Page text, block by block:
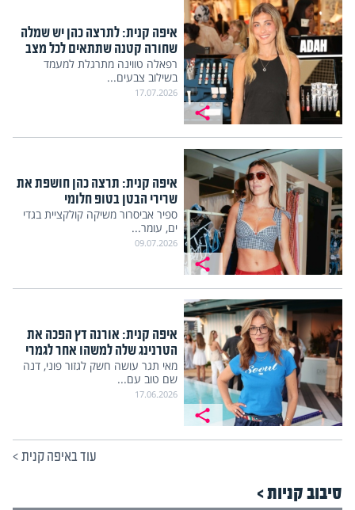
איפה קנית: לתרצה כהן יש שמלה
שחורה קטנה שתתאים לכל מצב
רפאלה טווינה מתרגלת למעמד
בשילוב צבעים...
17.07.2026
איפה קנית: תרצה כהן חושפת את
שרירי הבטן בטופ חלומי
ספיר אביסרור משיקה קולקציית בגדי
ים, עומר...
09.07.2026
איפה קנית: אורנה דץ הפכה את
הטרנינג שלה למשהו אחר לגמרי
מאי תגר עושה חשק לגזור פוני, דנה
שם טוב עם...
17.06.2026
עוד באיפה קנית>
סיבוב קניות >